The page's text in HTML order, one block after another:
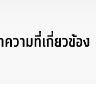
วามที่เกี่ยวข้อง